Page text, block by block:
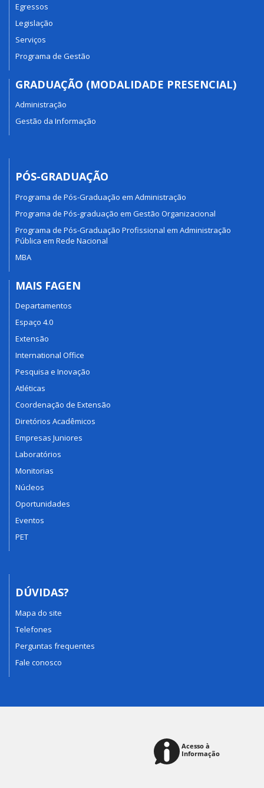
Egressos
Legislação
Serviços
Programa de Gestão
GRADUAÇÃO (MODALIDADE PRESENCIAL)
Administração
Gestão da Informação
PÓS-GRADUAÇÃO
Programa de Pós-Graduação em Administração
Programa de Pós-graduação em Gestão Organizacional
Programa de Pós-Graduação Profissional em Administração
Pública em Rede Nacional
MBA
MAIS FAGEN
Departamentos
Espaço 4.0
Extensão
International Office
Pesquisa e Inovação
Atléticas
Coordenação de Extensão
Diretórios Acadêmicos
Empresas Juniores
Laboratórios
Monitorias
Núcleos
Oportunidades
Eventos
PET
DÚVIDAS?
Mapa do site
Telefones
Perguntas frequentes
Fale conosco